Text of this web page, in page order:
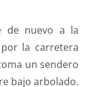
de nuevo a la
la carretera
un sendero
bajo arbolado.